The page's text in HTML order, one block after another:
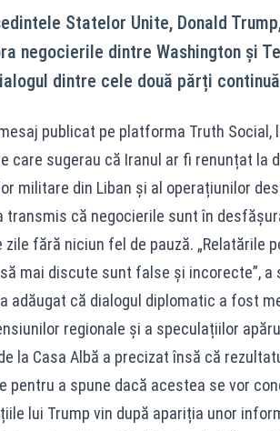
Statelor Unite, Donald
negocierile dintre Washington și
dintre cele două părți
publicat pe platforma Truth
care sugerau că Iranul ar fi renunțat la
militare din Liban și al operațiunilor
transmis că negocierile sunt în
zile fără niciun fel de pauză. „Relatările
mai discute sunt false și incorecte”, a
adăugat că dialogul diplomatic a fost
regionale și a speculațiilor
la Casa Albă a precizat însă că
pentru a spune dacă acestea se vor
lui Trump vin după apariția unor